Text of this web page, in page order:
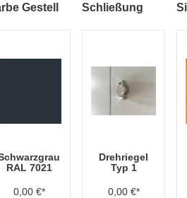
Gestell
RAL 7021
0,00 €*
Schließung
Drehriegel
Typ 1
0,00 €*